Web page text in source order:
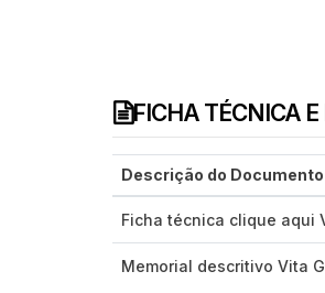
FICHA TÉCNICA
Descrição do Documento
Ficha técnica clique aqui
Memorial descritivo Vita